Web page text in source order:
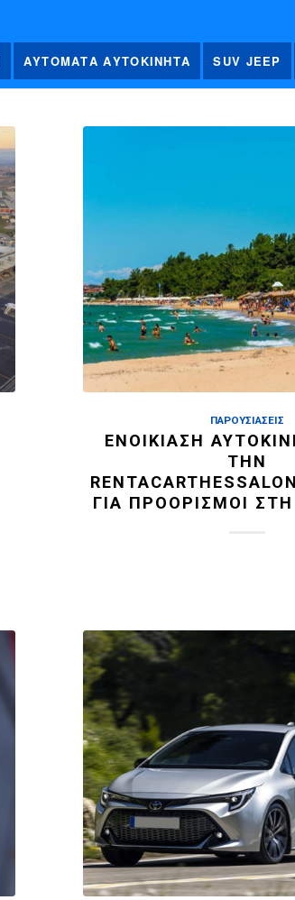
ΑΥΤΟΜΑΤΑ ΑΥΤΟΚΙΝΗΤΑ SUV JEEP
ΠΑΡΟΥΣΙΆΣΕΙΣ
ΕΝΟΙΚΊΑΣΗ
ΤΗΝ
ΓΙΑ ΠΡΟΟΡΙΣΜΟΊ ΣΤΗ